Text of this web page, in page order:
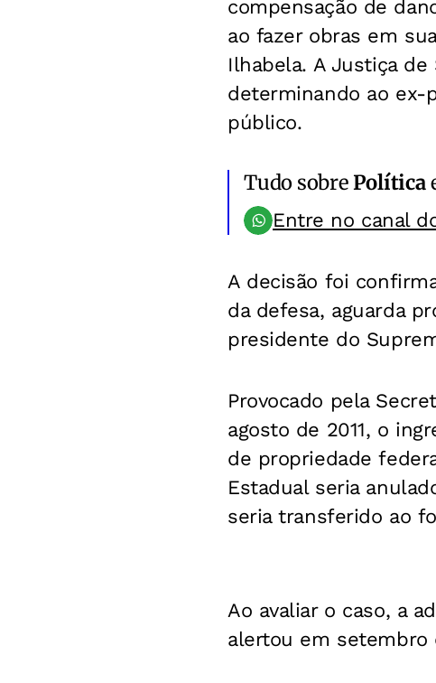
compensação de
ao fazer obras em
Ilhabela. A Justiça
determinando ao ex-
público.
Tudo sobrePolítica
Entre no canal
A decisão foi
da defesa, aguarda
presidente do
Provocado pela
agosto de 2011, o
de propriedade
Estadual seria
seria transferido ao
Ao avaliar o caso, a
alertou em setembro